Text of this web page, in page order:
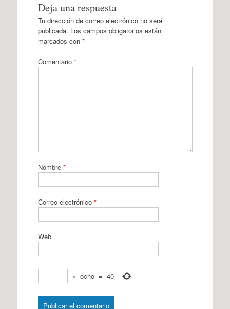
Deja una respuesta
Tu dirección de correo electrónico no será
publicada. Los campos obligatorios están
marcados con *
Comentario *
Nombre *
Correo electrónico *
Web
× ocho = 40